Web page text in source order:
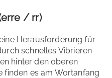
/ rr)
Herausforderung für
schnelles Vibrieren
hinter den oberen
finden es am Wortanfang